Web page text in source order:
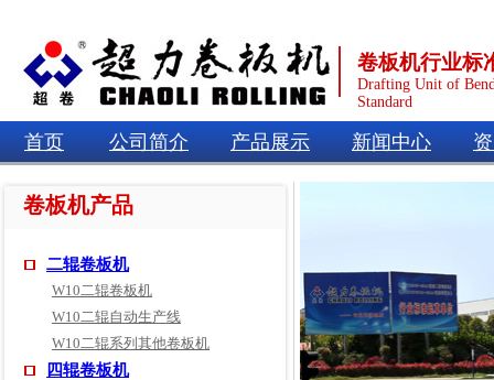
卷板机行业标
Drafting Unit of
Standard
首页 公司简介 产品展示 新闻中心
卷板机产品
二辊卷板机
W10二辊卷板机
W10二辊自动生产线
W10二辊系列其他卷板机
四辊卷板机